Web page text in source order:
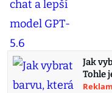
Jak
Tohle